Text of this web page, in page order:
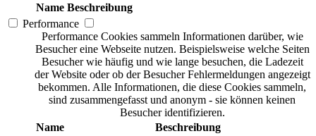
Name Beschreibung
Performance
Performance Cookies sammeln Informationen darüber, wie
Besucher eine Webseite nutzen. Beispielsweise welche Seiten
Besucher wie häufig und wie lange besuchen, die Ladezeit
der Website oder ob der Besucher Fehlermeldungen angezeigt
bekommen. Alle Informationen, die diese Cookies sammeln,
sind zusammengefasst und anonym - sie können keinen
Besucher identifizieren.
Name
Beschreibung